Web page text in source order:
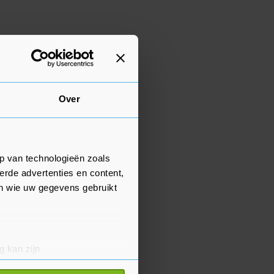
Over
van technologieën zoals
advertenties en content,
wie uw gegevens gebruikt
kan zijn